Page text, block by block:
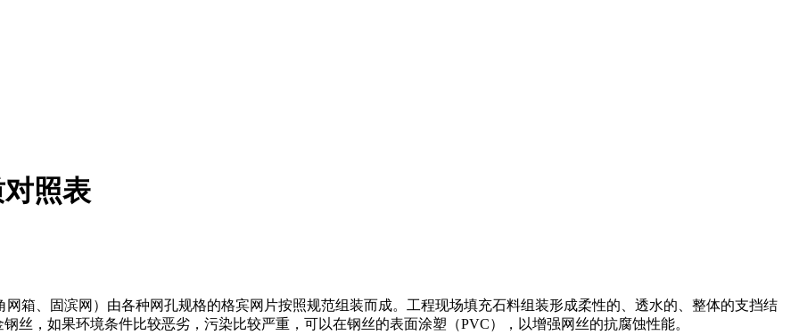
照表
箱、固滨网）由各种网孔规格的格宾网片按照规范组装而成。工程现场填充石料组装形成柔性的、透水的、整体的支挡结
钢丝，如果环境条件比较恶劣，污染比较严重，可以在钢丝的表面涂塑（PVC），以增强网丝的抗腐蚀性能。